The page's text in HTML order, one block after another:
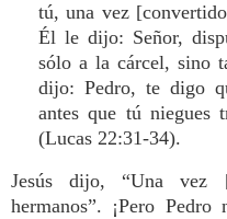
tú, una vez
Él le dijo: Señor,
sólo a la cárcel, sino
dijo: Pedro, te digo
antes que tú niegues
(Lucas 22:31-34).
Jesús dijo, “Una vez
hermanos”. ¡Pero Pedro